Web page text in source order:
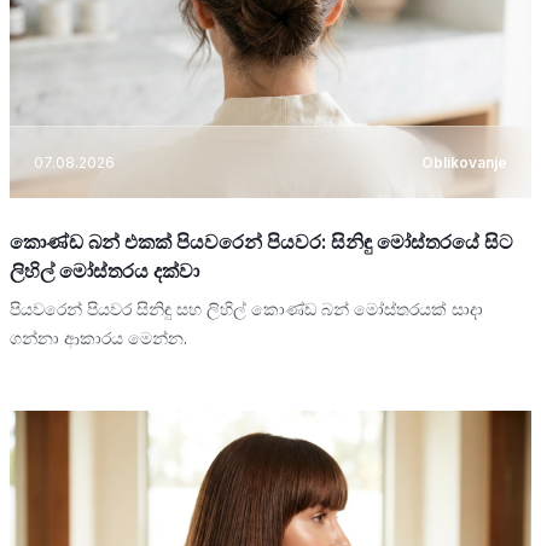
07.08.2026 Oblikovanje
කොණ්ඩ බන් එකක් පියවරෙන් පියවර: සිනිඳු මෝස්තරයේ සිට
ලිහිල් මෝස්තරය දක්වා
පියවරෙන් පියවර සිනිඳු සහ ලිහිල් කොණ්ඩ බන් මෝස්තරයක් සාදා
ගන්නා ආකාරය මෙන්න.